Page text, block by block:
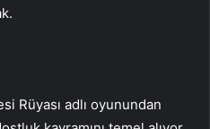
Rüyası adlı oyunundan